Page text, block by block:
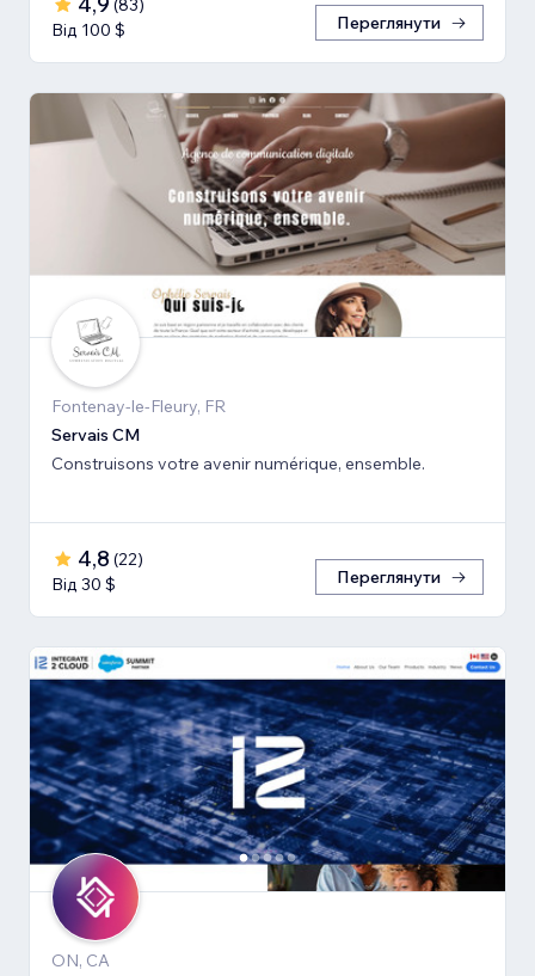
(83)
Від 100 $
Переглянути
Fontenay-le-Fleury, FR
Servais CM
Construisons votre avenir numérique, ensemble.
4,8 (22)
Від 30 $
Переглянути
ON, CA